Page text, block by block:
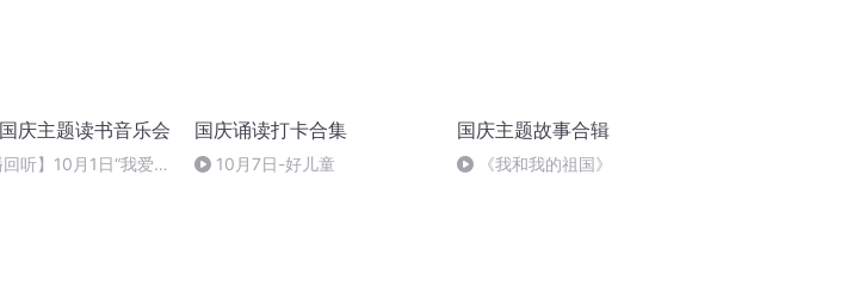
庆主题读书音乐会
回听】10月1日“我爱你
国庆诵读打卡合集
10月7日-好儿童
国庆主题故事合辑
《我和我的祖国》